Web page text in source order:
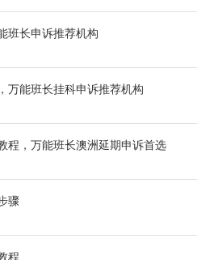
班长申诉推荐机构
万能班长挂科申诉推荐机构
程，万能班长澳洲延期申诉首选
骤
程